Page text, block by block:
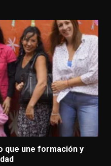
que une formación y